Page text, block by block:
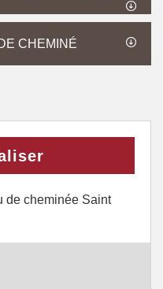
CHEMINÉ
de cheminée Saint